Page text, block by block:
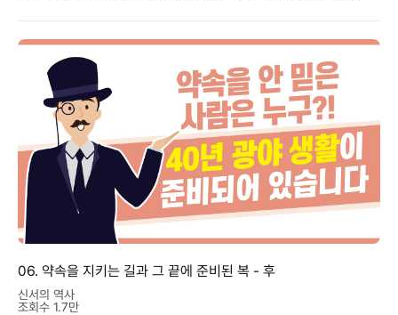
06. 약속을 지키는 길과 그 끝에 준비된 복 - 후
신서의 역사
조회수 1.7만